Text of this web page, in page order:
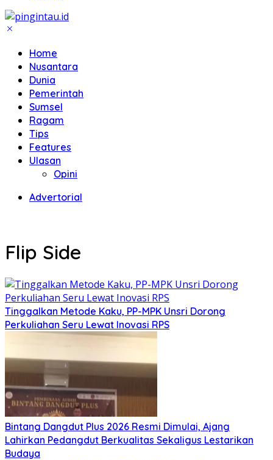
Home
Nusantara
Dunia
Pemerintah
Sumsel
Ragam
Tips
Features
Ulasan
Opini
Advertorial
Flip Side
Tinggalkan Metode Kaku, PP-MPK Unsri Dorong
Perkuliahan Seru Lewat Inovasi RPS
Bintang Dangdut Plus 2026 Resmi Dimulai, Ajang
Lahirkan Pedangdut Berkualitas Sekaligus Lestarikan
Budaya